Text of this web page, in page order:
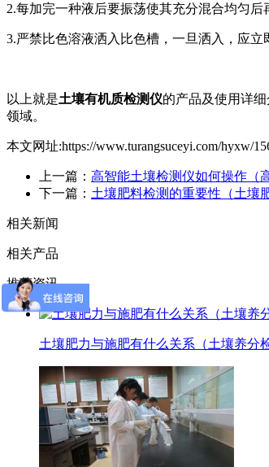
2.每加完一种液后要振荡使其充分混合均匀后
3.严禁比色溶液洒入比色槽，一旦洒入，应立
以上就是土壤有机质检测仪的产品及使用详
领域。
本文网址:https://www.turangsuceyi.com/hyxw/
上一篇： 高智能土壤检测仪如何操作（
下一篇： 土壤肥料检测的重要性（土壤
相关新闻
相关产品
推荐资讯
土壤肥力与施肥有什么关系（土壤养分